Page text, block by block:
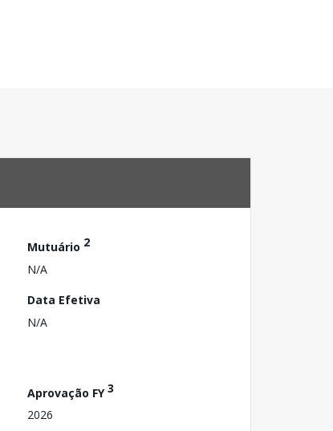
Mutuário 2
N/A
Data Efetiva
N/A
Aprovação FY3
2026